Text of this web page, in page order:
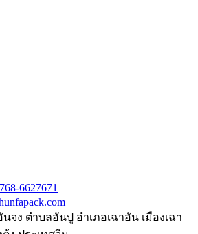
6627671
จง ตำบลอันปู อำเภอเฉาอัน เมืองเฉา